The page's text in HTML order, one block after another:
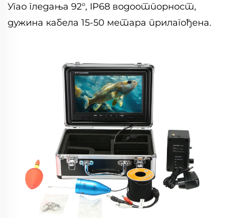
Угао гледања 92°, IP68 водоотпорност,
дужина кабела 15-50 метара прилагођена.